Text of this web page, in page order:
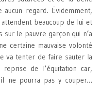
regard. Évidemment,
beaucoup de lui et
le pauvre garçon qui n’a
certaine mauvaise volonté
va tenter de faire sauter la
de l’équitation car,
il ne pourra pas y couper…